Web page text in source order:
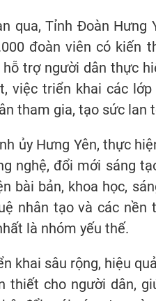
qua, Tỉnh Đoàn Hưng
đoàn viên có kiến
hỗ trợ người dân thực
việc triển khai các
tham gia, tạo sức lan
ủy Hưng Yên, thực
nghệ, đổi mới sáng
bài bản, khoa học,
nhân tạo và các nền
là nhóm yếu thế.
khai sâu rộng, hiệu
thiết cho người dân,